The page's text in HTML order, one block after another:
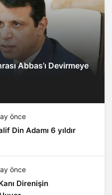
Abbas’ı Devirmeye
önce
Din Adamı 6 yıldır
önce
Direnişin